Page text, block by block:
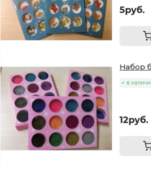
5руб.
Набор
в
12руб.